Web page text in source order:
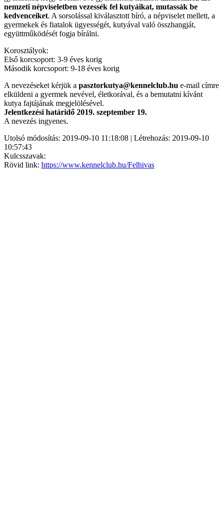
nemzeti népviseletben vezessék fel kutyáikat, mutassák be
kedvenceiket. A sorsolással kiválasztott bíró, a népviselet mellett, a
gyermekek és fiatalok ügyességét, kutyával való összhangját,
együttműködését fogja bírálni.
Korosztályok:
Első korcsoport: 3-9 éves korig
Második korcsoport: 9-18 éves korig
A nevezéseket kérjük a pasztorkutya@kennelclub.hu e-mail címre
elküldeni a gyermek nevével, életkorával, és a bemutatni kívánt
kutya fajtájának megjelölésével.
Jelentkezési határidő 2019. szeptember 19.
A nevezés ingyenes.
Utolsó módosítás: 2019-09-10 11:18:08 | Létrehozás: 2019-09-10
10:57:43
Kulcsszavak:
Rövid link: https://www.kennelclub.hu/Felhivas